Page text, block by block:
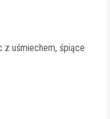
z uśmiechem, śpiące